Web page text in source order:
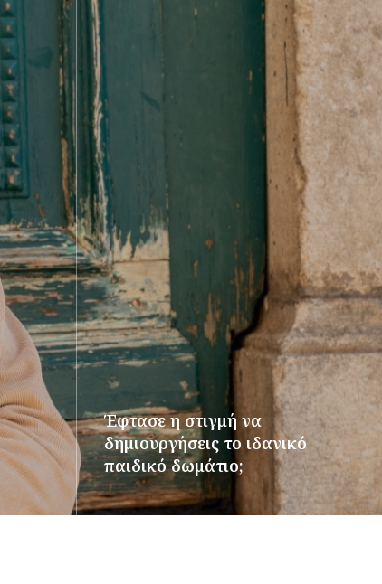
Έφτασε η στιγμή να
δημιουργήσεις το ιδανικό
παιδικό δωμάτιο;
ΠΕΡΙΣΣΌΤΕΡΑ